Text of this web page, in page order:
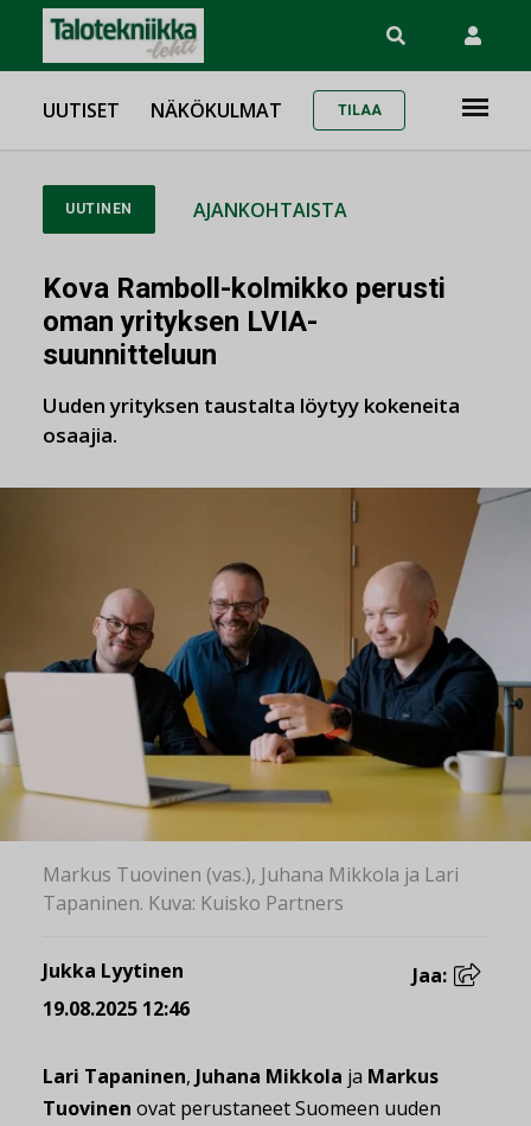
UUTISET NÄKÖKULMAT TILAA
UUTINEN AJANKOHTAISTA
Kova Ramboll-kolmikko perusti
oman yrityksen LVIA-
suunnitteluun
Uuden yrityksen taustalta löytyy kokeneita
osaajia.
Markus Tuovinen (vas.), Juhana Mikkola ja Lari
Tapaninen. Kuva: Kuisko Partners
Jukka Lyytinen
19.08.2025 12:46
Jaa:
Lari Tapaninen, Juhana Mikkola ja Markus
Tuovinen ovat perustaneet Suomeen uuden